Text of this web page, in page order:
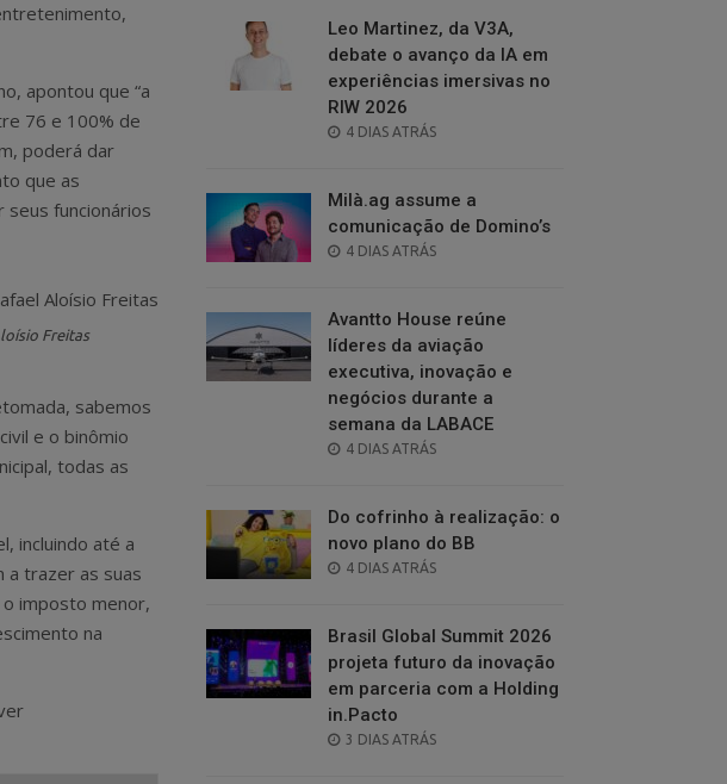
apontou que “a
76 e 100% de
poderá dar
que as
funcionários
Freitas
sabemos
e o binômio
todas as
incluindo até a
a trazer as suas
imposto menor,
na
Leo Martinez, da V3A,
debate o avanço da IA em
experiências imersivas no
RIW 2026
POSTED
4 DIAS ATRÁS
Milà.ag assume a
comunicação de Domino’s
POSTED
4 DIAS ATRÁS
Avantto House reúne
líderes da aviação
executiva, inovação e
negócios durante a
semana da LABACE
POSTED
4 DIAS ATRÁS
Do cofrinho à realização: o
novo plano do BB
POSTED
4 DIAS ATRÁS
Brasil Global Summit 2026
projeta futuro da inovação
em parceria com a Holding
in.Pacto
POSTED
3 DIAS ATRÁS